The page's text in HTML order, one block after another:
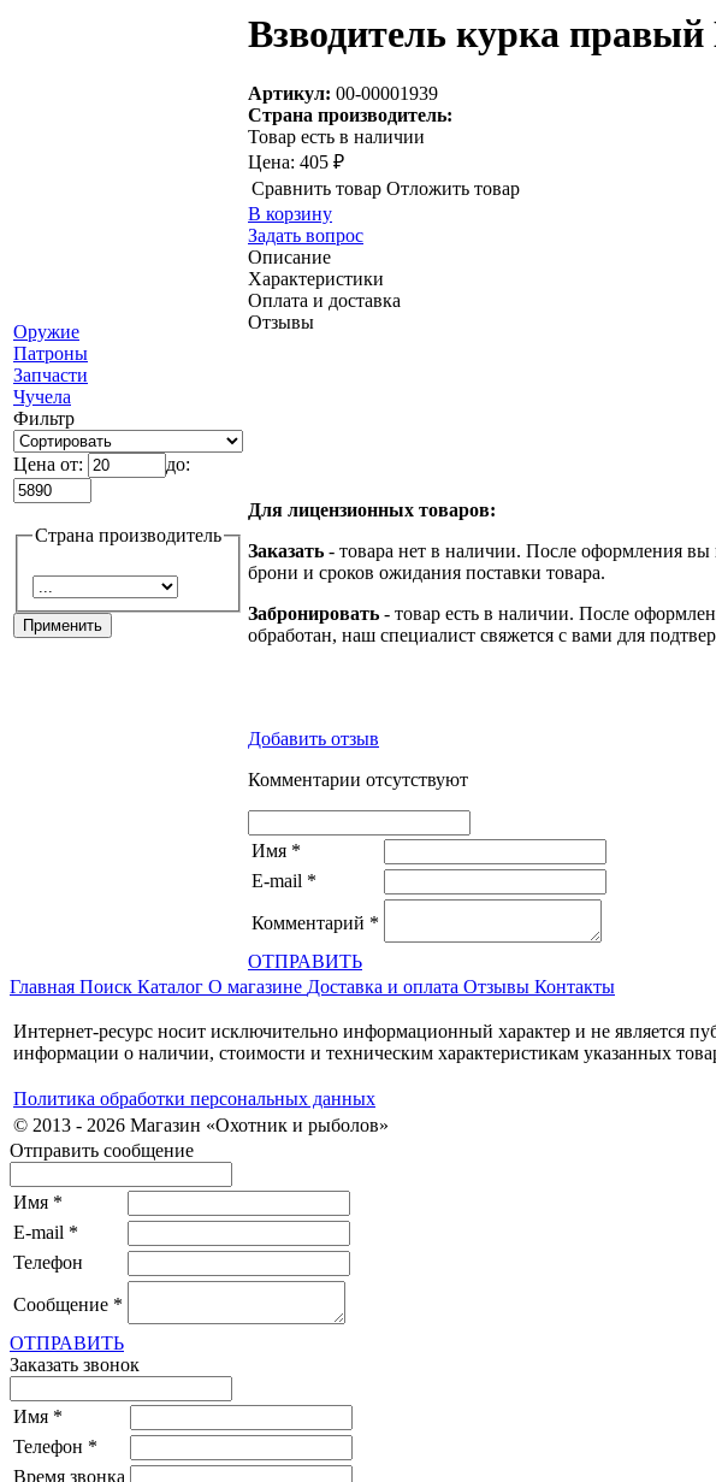
Оружие
Патроны
Запчасти
Чучела
Фильтр
Цена от: до:
Страна производитель
Взводитель курка
Артикул: 00-00001939
Страна производитель:
Товар есть в наличии
Цена: 405 ₽
Сравнить товар Отложить товар
В корзину
Задать вопрос
Описание
Характеристики
Оплата и доставка
Отзывы
Для лицензионных товаров:
Заказать - товара нет в наличии. После оформления
брони и сроков ожидания поставки товара.
Забронировать - товар есть в наличии. После
обработан, наш специалист свяжется с вами для
Добавить отзыв
Комментарии отсутствуют
Имя *
E-mail *
Комментарий *
ОТПРАВИТЬ
Главная Поиск Каталог О магазине Доставка и оплата Отзывы Контакты
Интернет-ресурс носит исключительно информационный характер и не является
информации о наличии, стоимости и техническим характеристикам указанных
Политика обработки персональных данных
© 2013 - 2026 Магазин «Охотник и рыболов»
Отправить сообщение
Имя *
E-mail *
Телефон
Сообщение *
ОТПРАВИТЬ
Заказать звонок
Имя *
Телефон *
Время звонка